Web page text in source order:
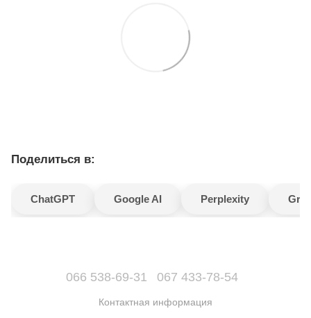
Поделиться в:
ChatGPT Google AI Perplexity
066 538-69-31 067 433-78-54
Контактная информация